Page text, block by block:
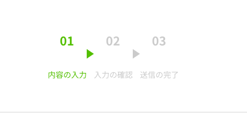
01
内容の入力
02
入力の確認
03
送信の完了